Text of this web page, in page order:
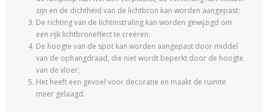
zijn en de dichtheid van de lichtbron kan worden aangepast;
De richting van de lichtinstraling kan worden gewijzigd om
een ​​rijk lichtbroneffect te creëren;
De hoogte van de spot kan worden aangepast door middel
van de ophangdraad, die niet wordt beperkt door de hoogte
van de vloer;
Het heeft een gevoel voor decoratie en maakt de ruimte
meer gelaagd.